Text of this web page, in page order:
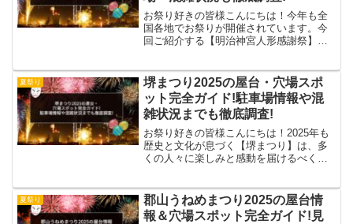
お祭り好きの皆様こんにちは！今年も全
国各地でお祭りが開催されています。今
回ご紹介する【明治神宮人形感謝祭】
明治神宮人形感謝祭も開催中です！人形
の日と感謝祭の...
夏祭り
堺まつり2025の屋台・穴場スポ
ット完全ガイド!駐車場情報や混
雑状況までも徹底調査!
お祭り好きの皆様こんにちは！2025年も
歴史と文化が息づく【堺まつり】は、多
くの人々に楽しみと感動を届けるべく準
19(日)は、堺まつりが開催されます🎉堺
東...
夏祭り
郡山うねめまつり2025の屋台情
報＆穴場スポット完全ガイド!見